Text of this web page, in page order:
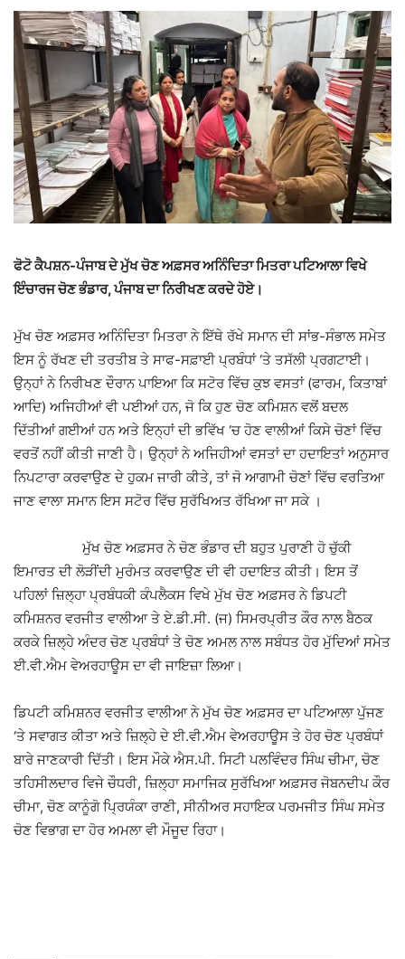
ਫੋਟੋ ਕੈਪਸ਼ਨ-ਪੰਜਾਬ ਦੇ ਮੁੱਖ ਚੋਣ ਅਫ਼ਸਰ ਅਨਿੰਦਿਤਾ ਮਿਤਰਾ ਪਟਿਆਲਾ ਵਿਖੇ
ਇੰਚਾਰਜ ਚੋਣ ਭੰਡਾਰ, ਪੰਜਾਬ ਦਾ ਨਿਰੀਖਣ ਕਰਦੇ ਹੋਏ।
ਮੁੱਖ ਚੋਣ ਅਫ਼ਸਰ ਅਨਿੰਦਿਤਾ ਮਿਤਰਾ ਨੇ ਇੱਥੇ ਰੱਖੇ ਸਮਾਨ ਦੀ ਸਾਂਭ-ਸੰਭਾਲ ਸਮੇਤ
ਇਸ ਨੂੰ ਰੱਖਣ ਦੀ ਤਰਤੀਬ ਤੇ ਸਾਫ-ਸਫ਼ਾਈ ਪ੍ਰਬੰਧਾਂ ‘ਤੇ ਤਸੱਲੀ ਪ੍ਰਗਟਾਈ।
ਉਨ੍ਹਾਂ ਨੇ ਨਿਰੀਖਣ ਦੌਰਾਨ ਪਾਇਆ ਕਿ ਸਟੋਰ ਵਿੱਚ ਕੁਝ ਵਸਤਾਂ (ਫਾਰਮ, ਕਿਤਾਬਾਂ
ਆਦਿ) ਅਜਿਹੀਆਂ ਵੀ ਪਈਆਂ ਹਨ, ਜੋ ਕਿ ਹੁਣ ਚੋਣ ਕਮਿਸ਼ਨ ਵਲੋਂ ਬਦਲ
ਦਿੱਤੀਆਂ ਗਈਆਂ ਹਨ ਅਤੇ ਇਨ੍ਹਾਂ ਦੀ ਭਵਿੱਖ ‘ਚ ਹੋਣ ਵਾਲੀਆਂ ਕਿਸੇ ਚੋਣਾਂ ਵਿੱਚ
ਵਰਤੋਂ ਨਹੀਂ ਕੀਤੀ ਜਾਣੀ ਹੈ। ਉਨ੍ਹਾਂ ਨੇ ਅਜਿਹੀਆਂ ਵਸਤਾਂ ਦਾ ਹਦਾਇਤਾਂ ਅਨੁਸਾਰ
ਨਿਪਟਾਰਾ ਕਰਵਾਉਣ ਦੇ ਹੁਕਮ ਜਾਰੀ ਕੀਤੇ, ਤਾਂ ਜੋ ਆਗਾਮੀ ਚੋਣਾਂ ਵਿੱਚ ਵਰਤਿਆ
ਜਾਣ ਵਾਲਾ ਸਮਾਨ ਇਸ ਸਟੋਰ ਵਿੱਚ ਸੁਰੱਖਿਅਤ ਰੱਖਿਆ ਜਾ ਸਕੇ ।
ਮੁੱਖ ਚੋਣ ਅਫ਼ਸਰ ਨੇ ਚੋਣ ਭੰਡਾਰ ਦੀ ਬਹੁਤ ਪੁਰਾਣੀ ਹੋ ਚੁੱਕੀ
ਇਮਾਰਤ ਦੀ ਲੋੜੀਂਦੀ ਮੁਰੰਮਤ ਕਰਵਾਉਣ ਦੀ ਵੀ ਹਦਾਇਤ ਕੀਤੀ। ਇਸ ਤੋਂ
ਪਹਿਲਾਂ ਜ਼ਿਲ੍ਹਾ ਪ੍ਰਬੰਧਕੀ ਕੰਪਲੈਕਸ ਵਿਖੇ ਮੁੱਖ ਚੋਣ ਅਫ਼ਸਰ ਨੇ ਡਿਪਟੀ
ਕਮਿਸ਼ਨਰ ਵਰਜੀਤ ਵਾਲੀਆ ਤੇ ਏ.ਡੀ.ਸੀ. (ਜ) ਸਿਮਰਪ੍ਰੀਤ ਕੌਰ ਨਾਲ ਬੈਠਕ
ਕਰਕੇ ਜ਼ਿਲ੍ਹੇ ਅੰਦਰ ਚੋਣ ਪ੍ਰਬੰਧਾਂ ਤੇ ਚੋਣ ਅਮਲ ਨਾਲ ਸਬੰਧਤ ਹੋਰ ਮੁੱਦਿਆਂ ਸਮੇਤ
ਈ.ਵੀ.ਐਮ ਵੇਅਰਹਾਊਸ ਦਾ ਵੀ ਜਾਇਜ਼ਾ ਲਿਆ।
ਡਿਪਟੀ ਕਮਿਸ਼ਨਰ ਵਰਜੀਤ ਵਾਲੀਆ ਨੇ ਮੁੱਖ ਚੋਣ ਅਫ਼ਸਰ ਦਾ ਪਟਿਆਲਾ ਪੁੱਜਣ
‘ਤੇ ਸਵਾਗਤ ਕੀਤਾ ਅਤੇ ਜ਼ਿਲ੍ਹੇ ਦੇ ਈ.ਵੀ.ਐਮ ਵੇਅਰਹਾਊਸ ਤੇ ਹੋਰ ਚੋਣ ਪ੍ਰਬੰਧਾਂ
ਬਾਰੇ ਜਾਣਕਾਰੀ ਦਿੱਤੀ। ਇਸ ਮੌਕੇ ਐਸ.ਪੀ. ਸਿਟੀ ਪਲਵਿੰਦਰ ਸਿੰਘ ਚੀਮਾ, ਚੋਣ
ਤਹਿਸੀਲਦਾਰ ਵਿਜੇ ਚੌਧਰੀ, ਜ਼ਿਲ੍ਹਾ ਸਮਾਜਿਕ ਸੁਰੱਖਿਆ ਅਫ਼ਸਰ ਜੋਬਨਦੀਪ ਕੌਰ
ਚੀਮਾ, ਚੋਣ ਕਾਨੂੰਗੋ ਪ੍ਰਿਯੰਕਾ ਰਾਣੀ, ਸੀਨੀਅਰ ਸਹਾਇਕ ਪਰਮਜੀਤ ਸਿੰਘ ਸਮੇਤ
ਚੋਣ ਵਿਭਾਗ ਦਾ ਹੋਰ ਅਮਲਾ ਵੀ ਮੌਜੂਦ ਰਿਹਾ।